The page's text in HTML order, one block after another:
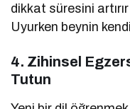
dikkat süresini
Uyurken beynin
4. Zihinsel
Tutun